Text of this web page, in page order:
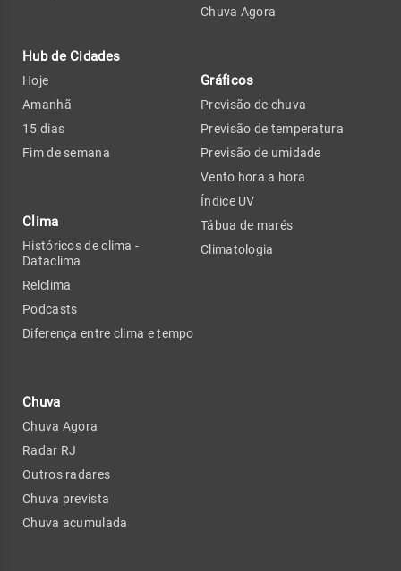
Hub de Cidades
Hoje
Amanhã
15 dias
Fim de semana
Clima
Históricos de clima -
Dataclima
Relclima
Podcasts
Diferença entre clima e tempo
Chuva
Chuva Agora
Radar RJ
Outros radares
Chuva prevista
Chuva acumulada
Chuva Agora
Gráficos
Previsão de chuva
Previsão de temperatura
Previsão de umidade
Vento hora a hora
Índice UV
Tábua de marés
Climatologia